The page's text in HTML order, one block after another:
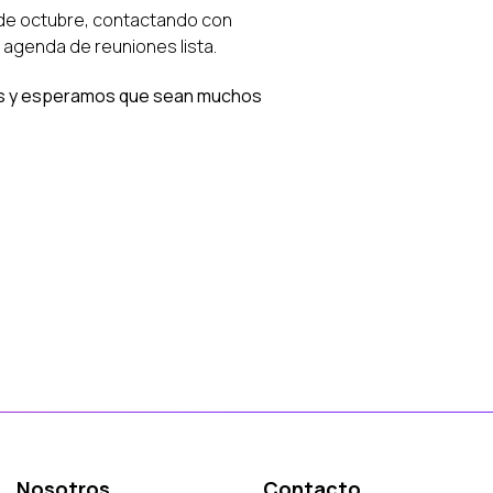
octubre, contactando con
de reuniones lista.
y esperamos que sean muchos